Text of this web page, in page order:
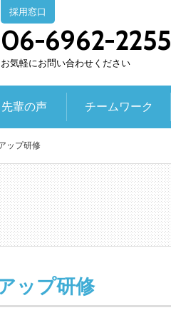
採用窓口
06-6962-2255
お気軽にお問い合わせください
先輩の声 チームワーク
ップ研修
ップ研修